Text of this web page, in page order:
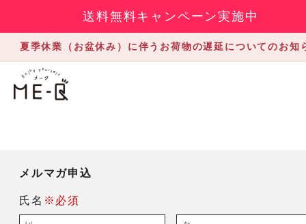
送料無料キャンペーン実施中
夏季休業（お盆休み）に伴うお荷物の遅延についてのお知
メルマガ申込
氏名 ※必須